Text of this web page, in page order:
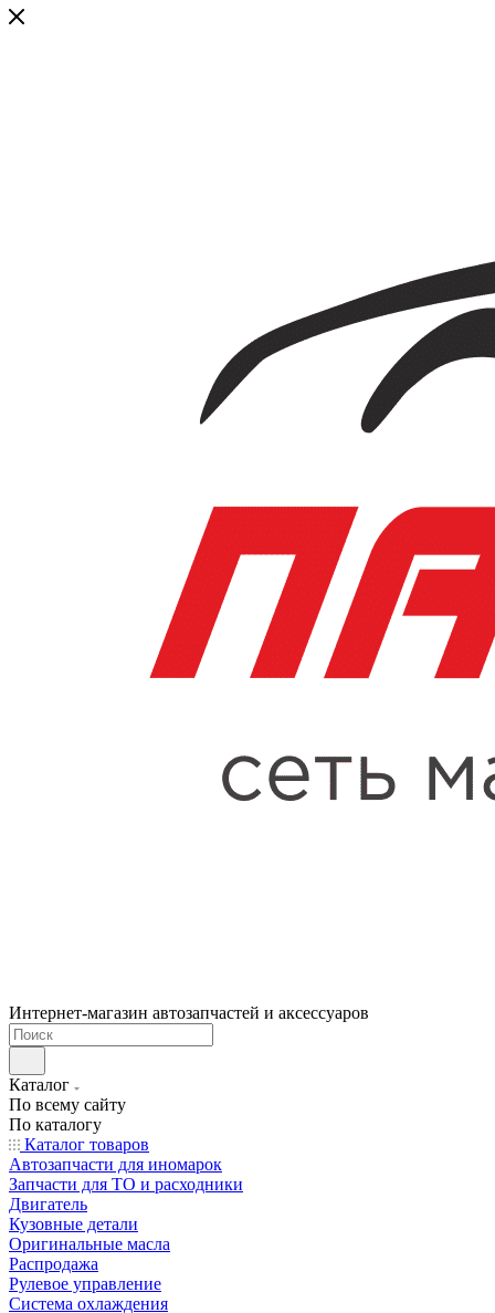
Интернет-магазин автозапчастей и аксессуаров
Каталог
По всему сайту
По каталогу
Каталог товаров
Автозапчасти для иномарок
Запчасти для ТО и расходники
Двигатель
Кузовные детали
Оригинальные масла
Распродажа
Рулевое управление
Система охлаждения